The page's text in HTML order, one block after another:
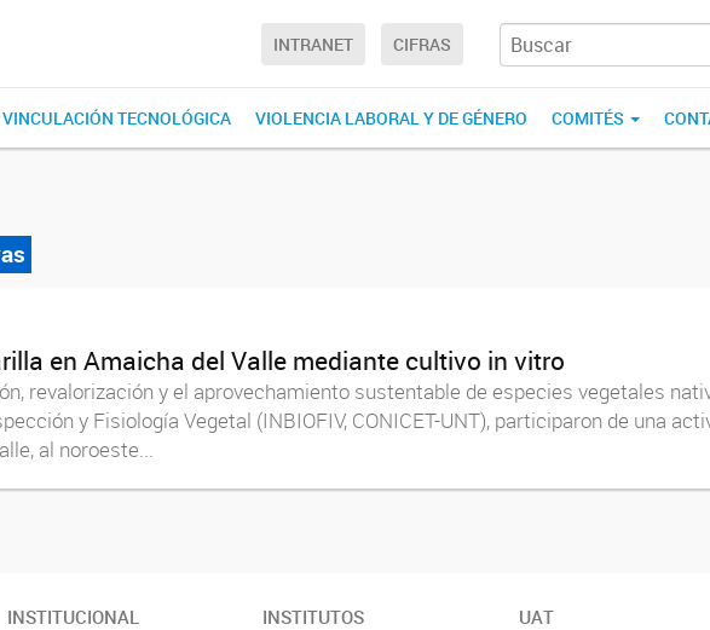
INTRANET CIFRAS
VINCULACIÓN TECNOLÓGICA VIOLENCIA LABORAL Y DE GÉNERO COMITÉS
en Amaicha del Valle mediante cultivo in vitro
revalorización y el aprovechamiento sustentable de especies vegetales
y Fisiología Vegetal (INBIOFIV, CONICET-UNT), participaron de una
al noroeste...
INSTITUCIONAL INSTITUTOS UAT